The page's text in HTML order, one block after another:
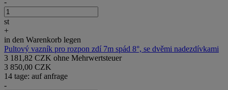
-
st
+
in den Warenkorb legen
Pultový vazník pro rozpon zdí 7m spád 8°, se dvěmi nadezdívkami
3 181,82 CZK ohne Mehrwertsteuer
3 850,00 CZK
14 tage: auf anfrage
-